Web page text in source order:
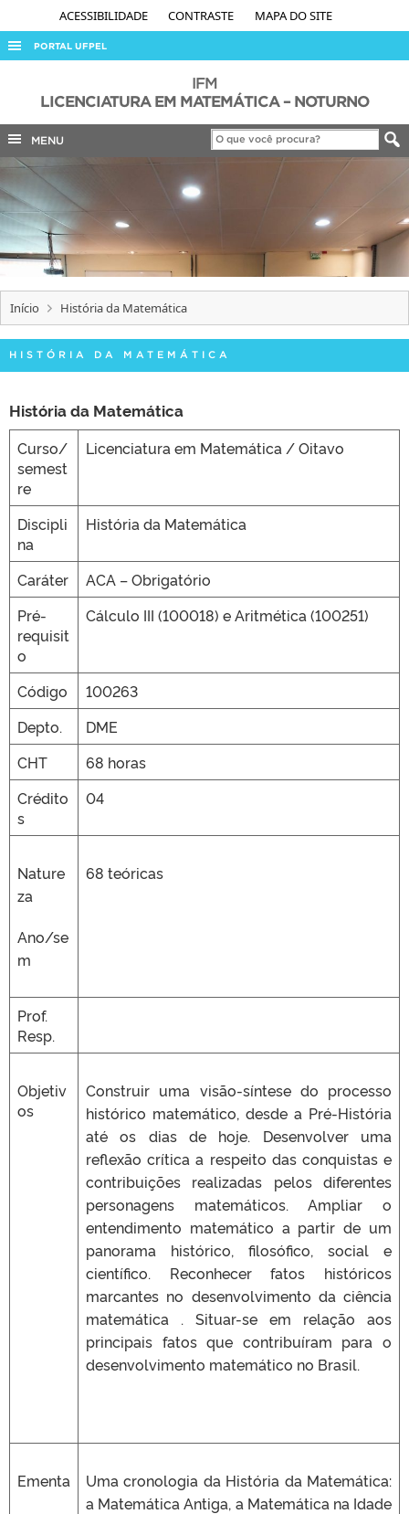
ACESSIBILIDADE CONTRASTE MAPA DO SITE
PORTAL UFPEL
AUDITORIA
COBALTO
CONCURSOS
EDITAIS
INTERNACIONAL
OUVIDORIA
PORTARIAS
TELEFONES
IFM
LICENCIATURA EM MATEMÁTICA – NOTURNO
MENU
Início História da Matemática
HISTÓRIA DA MATEMÁTICA
História da Matemática
Curso/
semest
re
Licenciatura em Matemática / Oitavo
Discipli
na
História da Matemática
Caráter
ACA – Obrigatório
Pré-
requisit
o
Cálculo III (100018) e Aritmética (100251)
Código
100263
Depto.
DME
CHT
68 horas
Crédito
s
04
Nature
za
Ano/se
m
68 teóricas
Prof.
Resp.
Objetiv
os
Construir uma visão-síntese do processo
histórico matemático, desde a Pré-História
até os dias de hoje. Desenvolver uma
reflexão crítica a respeito das conquistas e
contribuições realizadas pelos diferentes
personagens matemáticos. Ampliar o
entendimento matemático a partir de um
panorama histórico, filosófico, social e
científico. Reconhecer fatos históricos
marcantes no desenvolvimento da ciência
matemática . Situar-se em relação aos
principais fatos que contribuíram para o
desenvolvimento matemático no Brasil.
Ementa
Uma cronologia da História da Matemática:
a Matemática Antiga, a Matemática na Idade